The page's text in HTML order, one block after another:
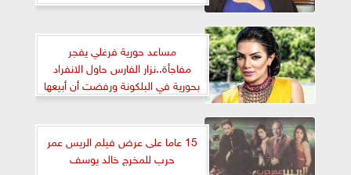
مساعد حورية فرغلي يفجر
مفاجأة..نزار الفارس حاول الانفراد
بحورية في البلكونة ورفضت أن أبيعها
15 عاما على عرض فيلم الريس عمر
حرب للمخرج خالد يوسف